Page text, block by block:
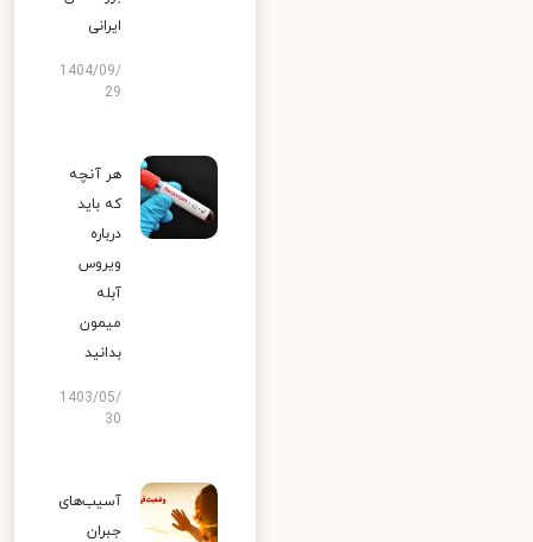
ایرانی
1404/09/
29
هر آنچه
که باید
درباره
ویروس
آبله
میمون
بدانید
1403/05/
30
آسیب‌های
جبران